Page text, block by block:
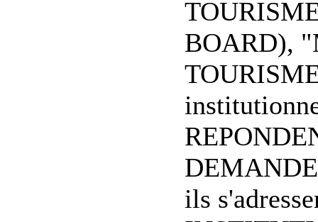
BOARD),
ils